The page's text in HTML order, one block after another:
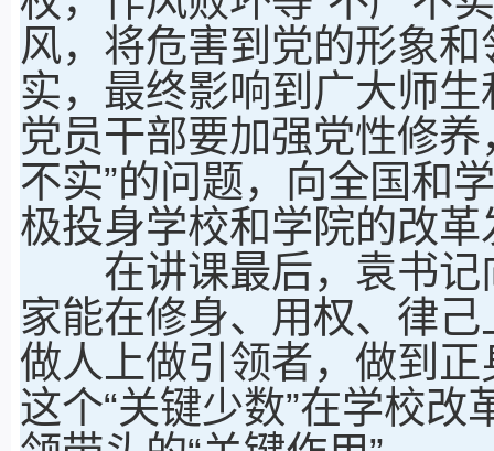
风，将危害到党的形象
实，最终影响到广大师
党员干部要加强党性修
不实”的问题，向全国和
极投身学校和学院的改革
在讲课最后，袁书记
家能在修身、用权、律
做人上做引领者，做到
这个“关键少数”在学校改